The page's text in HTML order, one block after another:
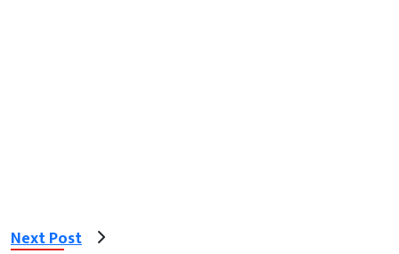
Next Post